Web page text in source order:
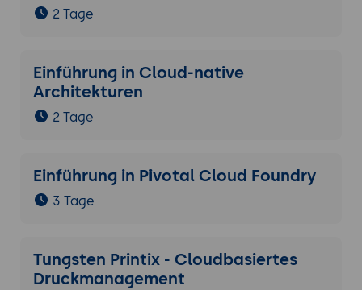
2 Tage
Einführung in Cloud-native
Architekturen
2 Tage
Einführung in Pivotal Cloud Foundry
3 Tage
Tungsten Printix - Cloudbasiertes
Druckmanagement